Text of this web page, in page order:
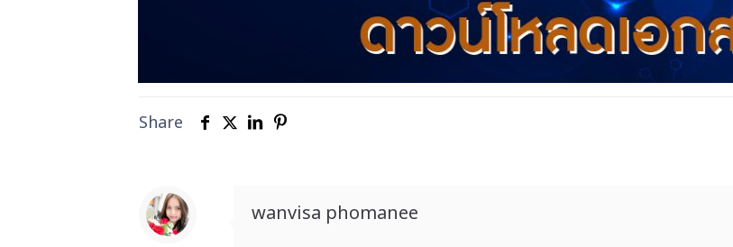
Share
wanvisa phomanee